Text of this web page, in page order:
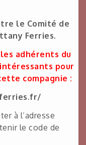
le Comité de
Ferries.
adhérents du
pour
compagnie :
à l’adresse
le code de